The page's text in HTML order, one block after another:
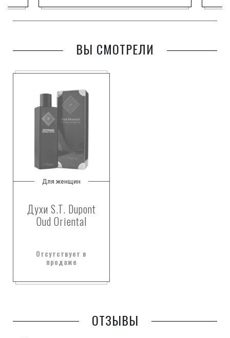
ВЫ СМОТРЕЛИ
Для женщин
Духи S.T. Dupont
Oud Oriental
Отсутствует в
продаже
ОТЗЫВЫ